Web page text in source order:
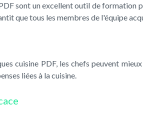
sont un excellent outil de formation
que tous les membres de l'équipe
cuisine PDF, les chefs peuvent
liées à la cuisine.